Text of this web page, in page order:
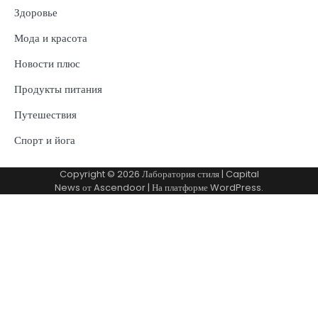
Здоровье
Мода и красота
Новости плюс
Продукты питания
Путешествия
Спорт и йога
Copyright © 2026 Лаборатория стиля| Capital
News отAscendoor| На платформеWordPress.